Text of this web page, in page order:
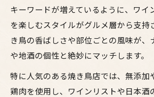
キーワードが増えているように、ワイ
を楽しむスタイルがグルメ層から支持
き鳥の香ばしさや部位ごとの風味が、
や地酒の個性と絶妙にマッチします。
特に人気のある焼き鳥店では、無添加
鶏肉を使用し、ワインリストや日本酒